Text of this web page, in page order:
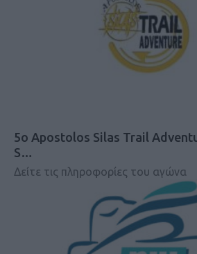
5ο Apostolos Silas Trail
S…
Δείτε τις πληροφορίες του αγώνα